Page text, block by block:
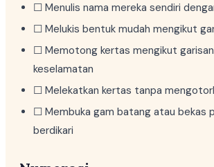
☐ Menulis nama mereka sendiri
☐ Melukis bentuk mudah mengikut
☐ Memotong kertas mengikut
keselamatan
☐ Melekatkan kertas tanpa
☐ Membuka gam batang atau bekas
berdikari